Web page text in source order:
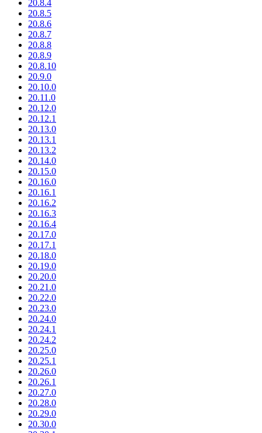
20.8.4
20.8.5
20.8.6
20.8.7
20.8.8
20.8.9
20.8.10
20.9.0
20.10.0
20.11.0
20.12.0
20.12.1
20.13.0
20.13.1
20.13.2
20.14.0
20.15.0
20.16.0
20.16.1
20.16.2
20.16.3
20.16.4
20.17.0
20.17.1
20.18.0
20.19.0
20.20.0
20.21.0
20.22.0
20.23.0
20.24.0
20.24.1
20.24.2
20.25.0
20.25.1
20.26.0
20.26.1
20.27.0
20.28.0
20.29.0
20.30.0